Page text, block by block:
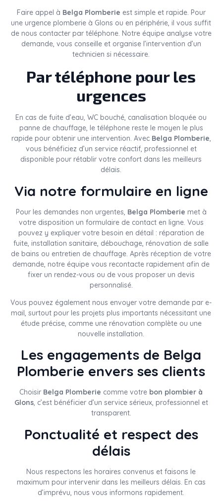
Faire appel à Belga Plomberie est simple et rapide. Pour
une urgence plomberie à Glons ou en périphérie, il vous suffit
de nous contacter par téléphone. Notre équipe analyse votre
demande, vous conseille et organise l’intervention d’un
technicien si nécessaire.
Par téléphone pour les
urgences
En cas de fuite d’eau, WC bouché, canalisation bloquée ou
panne de chauffage, le téléphone reste le moyen le plus
rapide pour obtenir une intervention. Avec Belga Plomberie,
vous bénéficiez d’un service réactif, professionnel et
disponible pour rétablir votre confort dans les meilleurs
délais.
Via notre formulaire en ligne
Pour les demandes non urgentes, Belga Plomberie met à
votre disposition un formulaire de contact en ligne. Vous
pouvez y expliquer votre besoin en détail : réparation de
fuite, installation sanitaire, débouchage, rénovation de salle
de bains ou entretien de chauffage. Après réception de votre
demande, notre équipe vous recontacte rapidement afin de
fixer un rendez-vous ou de vous proposer un devis
personnalisé.
Vous pouvez également nous envoyer votre demande par e-
mail, surtout pour les projets plus importants nécessitant une
étude précise, comme une rénovation complète ou une
nouvelle installation.
Les engagements de Belga
Plomberie envers ses clients
Choisir Belga Plomberie comme votre bon plombier à
Glons, c’est bénéficier d’un service sérieux, professionnel et
transparent.
Ponctualité et respect des
délais
Nous respectons les horaires convenus et faisons le
maximum pour intervenir dans les meilleurs délais. En cas
d’imprévu, nous vous informons rapidement.